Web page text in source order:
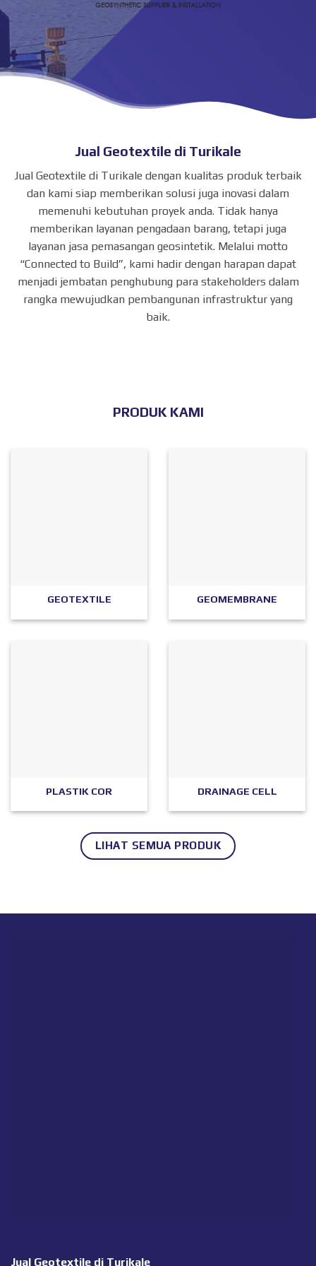
Jual Geotextile di Turikale
Jual Geotextile di Turikale dengan kualitas produk terbaik
dan kami siap memberikan solusi juga inovasi dalam
memenuhi kebutuhan proyek anda. Tidak hanya
memberikan layanan pengadaan barang, tetapi juga
layanan jasa pemasangan geosintetik. Melalui motto
“Connected to Build”, kami hadir dengan harapan dapat
menjadi jembatan penghubung para stakeholders dalam
rangka mewujudkan pembangunan infrastruktur yang
baik.
PRODUK KAMI
GEOTEXTILE GEOMEMBRANE
PLASTIK COR DRAINAGE CELL
LIHAT SEMUA PRODUK
Jual Geotextile di Turikale